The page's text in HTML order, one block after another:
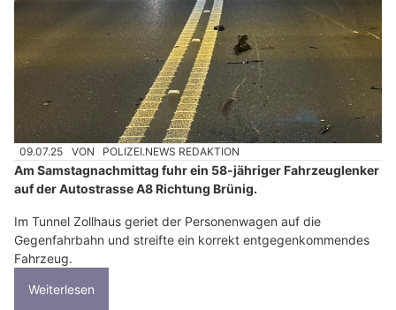
09.07.25 VON POLIZEI.NEWS REDAKTION
Am Samstagnachmittag fuhr ein 58-jähriger Fahrzeuglenker
auf der Autostrasse A8 Richtung Brünig.
Im Tunnel Zollhaus geriet der Personenwagen auf die
Gegenfahrbahn und streifte ein korrekt entgegenkommendes
Fahrzeug.
Weiterlesen